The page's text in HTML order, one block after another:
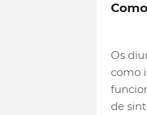
Os
como
de